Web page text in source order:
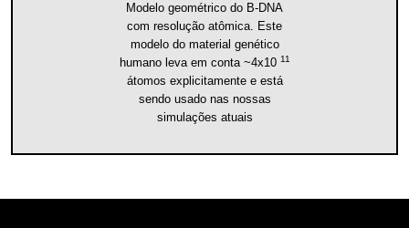
Modelo geométrico do B-DNA
com resolução atômica. Este
modelo do material genético
humano leva em conta ~4x10 11
átomos explicitamente e está
sendo usado nas nossas
simulações atuais